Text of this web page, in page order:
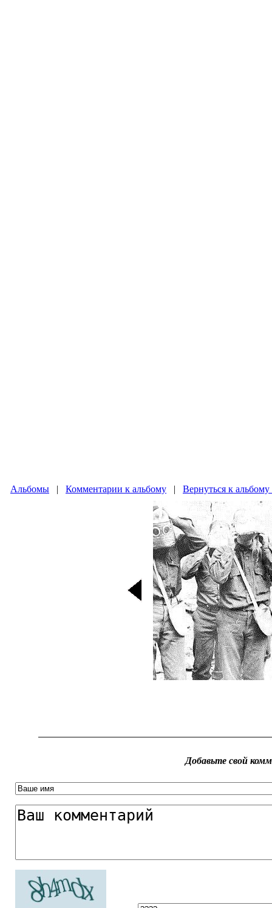
Альбомы | Комментарии к альбому | Вернуться к
Добавьте свой